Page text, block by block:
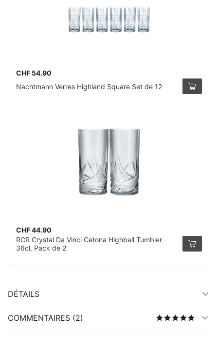
CHF 54.90
Nachtmann Verres Highland Square Set de 12
CHF 44.90
RCR Crystal Da Vinci Cetona Highball Tumbler
36cl, Pack de 2
DÉTAILS
COMMENTAIRES (2)